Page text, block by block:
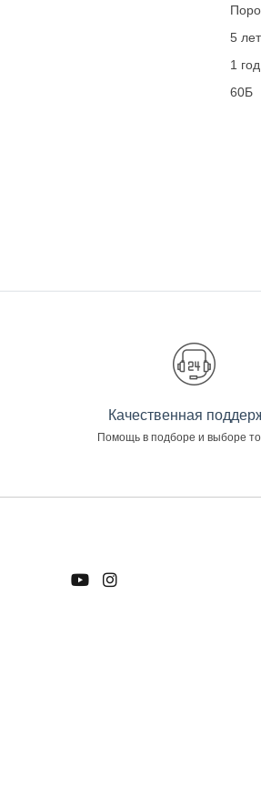
5 лет
1 год
60Б
Качественная
Помощь в подборе и выборе